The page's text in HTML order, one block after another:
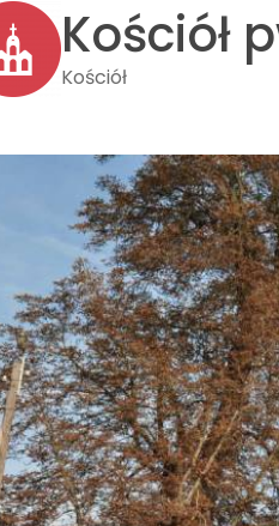
Kościół
Kościół